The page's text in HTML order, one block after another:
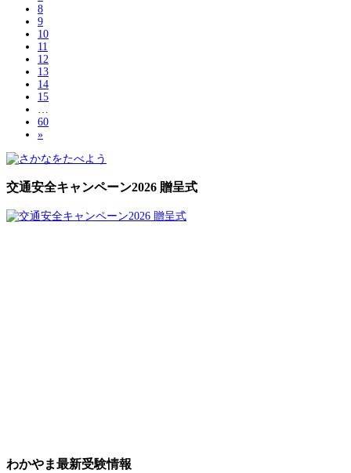
8
9
10
11
12
13
14
15
60
»
交通安全キャンペーン2026 贈呈式
わかやま最新受験情報